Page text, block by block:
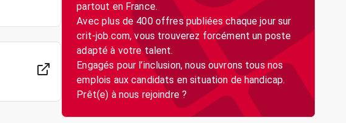
partout en France.
Avec plus de 400 offres publiées chaque jour sur
crit-job.com, vous trouverez forcément un poste
adapté à votre talent.
Engagés pour l’inclusion, nous ouvrons tous nos
emplois aux candidats en situation de handicap.